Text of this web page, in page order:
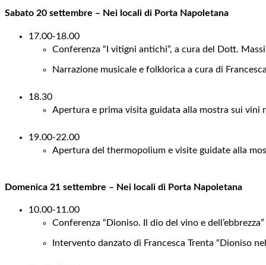
Sabato 20 settembre – Nei locali di Porta Napoletana
17.00-18.00
Conferenza “I vitigni antichi”, a cura del Dott.
Narrazione musicale e folklorica a cura di
18.30
Apertura e prima visita guidata alla mostra sui vini
19.00-22.00
Apertura del thermopolium e visite guidate alla
Domenica 21 settembre – Nei locali di Porta Napoletana
10.00-11.00
Conferenza “Dioniso. Il dio del vino e
Intervento danzato di Francesca Trenta “Dioniso